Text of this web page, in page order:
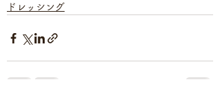
ドレッシング